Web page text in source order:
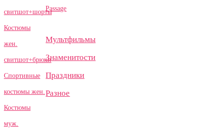
свитшот+шорты
Костюмы
жен.
свитшот+брюки
Спортивные
костюмы жен.
Костюмы
муж.
Passage
Мультфильмы
Знаменитости
Праздники
Разное